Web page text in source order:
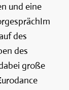
und eine
des
des
große